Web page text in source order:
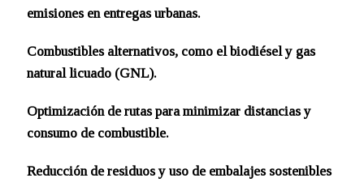
emisiones en entregas urbanas.
Combustibles alternativos, como el biodiésel y gas
natural licuado (GNL).
Optimización de rutas para minimizar distancias y
consumo de combustible.
Reducción de residuos y uso de embalajes sostenibles